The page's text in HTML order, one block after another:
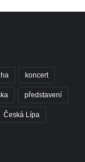
koncert
představení
Česká Lípa